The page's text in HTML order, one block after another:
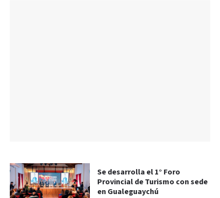
Se desarrolla el 1° Foro
Provincial de Turismo con sede
en Gualeguaychú